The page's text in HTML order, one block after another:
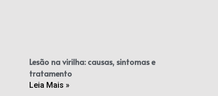
Lesão na virilha: causas, sintomas e
tratamento
Leia Mais »